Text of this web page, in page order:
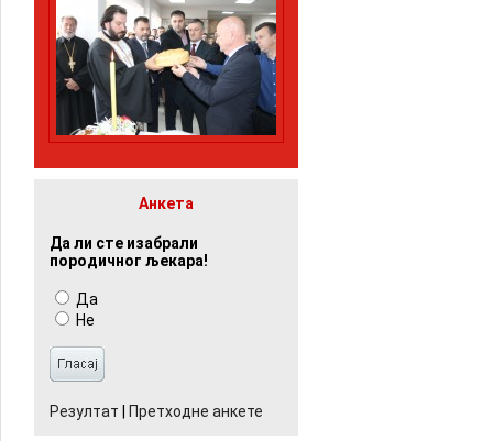
Анкета
Да ли сте изабрали
породичног љекара!
Да
Не
Резултат Претходне анкете